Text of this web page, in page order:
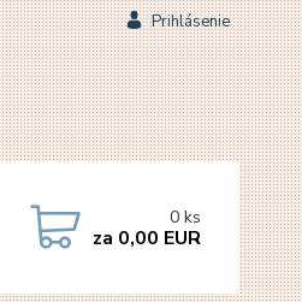
Prihlásenie
0 ks
za 0,00 EUR